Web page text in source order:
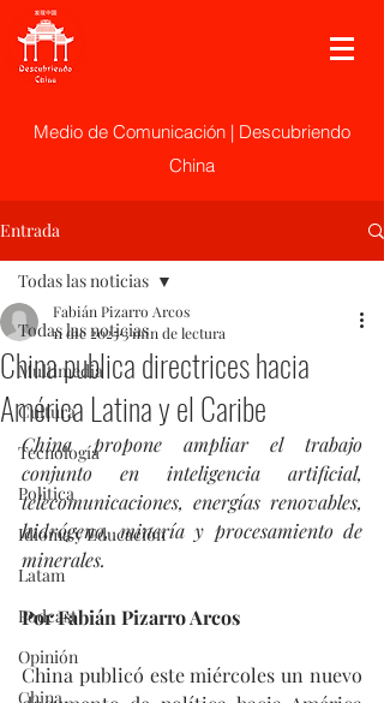
Medio de Comunicación | Descubriendo
China
Entrada
Todas las noticias
Multimedia
Cultura
Tecnología
Politica
Idioma y Educación
Latam
Podcast
Opinión
China
Todas las noticias
China publica directrices hacia
América Latina y el Caribe
Fabián Pizarro Arcos
11 dic 20253 min de lectura
China propone ampliar el trabajo
conjunto en inteligencia artificial,
telecomunicaciones, energías renovables,
hidrógeno, minería y procesamiento de
minerales.
Por Fabián Pizarro Arcos
China publicó este miércoles un nuevo